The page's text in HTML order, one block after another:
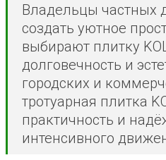
Владельцы
создать уютное
выбирают плитку
долговечность и
городских и
тротуарная плитка
практичность и
интенсивного